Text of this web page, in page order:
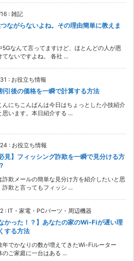
: 雑記
ながらないよね。その理由簡単に教えま
なんて言ってますけど、ほとんどの人が恩
てないですよね。 各社 ...
: お役立ち情報
引後の価格を一瞬で計算する方法
んにちこんばんは今日はちょっとした小技紹介
思います。本日紹介する ...
: お役立ち情報
見】フィッシング詐欺を一瞬で見分ける方
欺メールの簡単な見分け方を紹介したいと思
詐欺と言ってもフィッシ ...
: IT・家電・PCパーツ・周辺機器
なかった！？】あなたの家のWi-Fiが遅い理
する方法
でかなりの数が増えてきたWi-Fiルーター
のご家庭に一台はある ...